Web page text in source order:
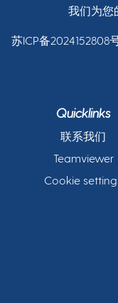
我们为您
苏ICP备2024152808
Quicklinks
联系我们
Teamviewer
Cookie